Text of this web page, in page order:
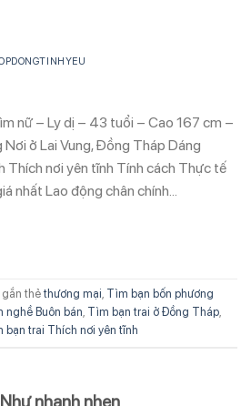
nữ – Ly dị – 43 tuổi – Cao 167 cm –
ở Lai Vung, Đồng Tháp Dáng
Thích nơi yên tĩnh Tính cách Thực tế
nhất Lao động chân chính…
thẻ thương mại, Tìm bạn bốn phương
nghề Buôn bán, Tìm bạn trai ở Đồng Tháp,
bạn trai Thích nơi yên tĩnh
nhanh nhẹn